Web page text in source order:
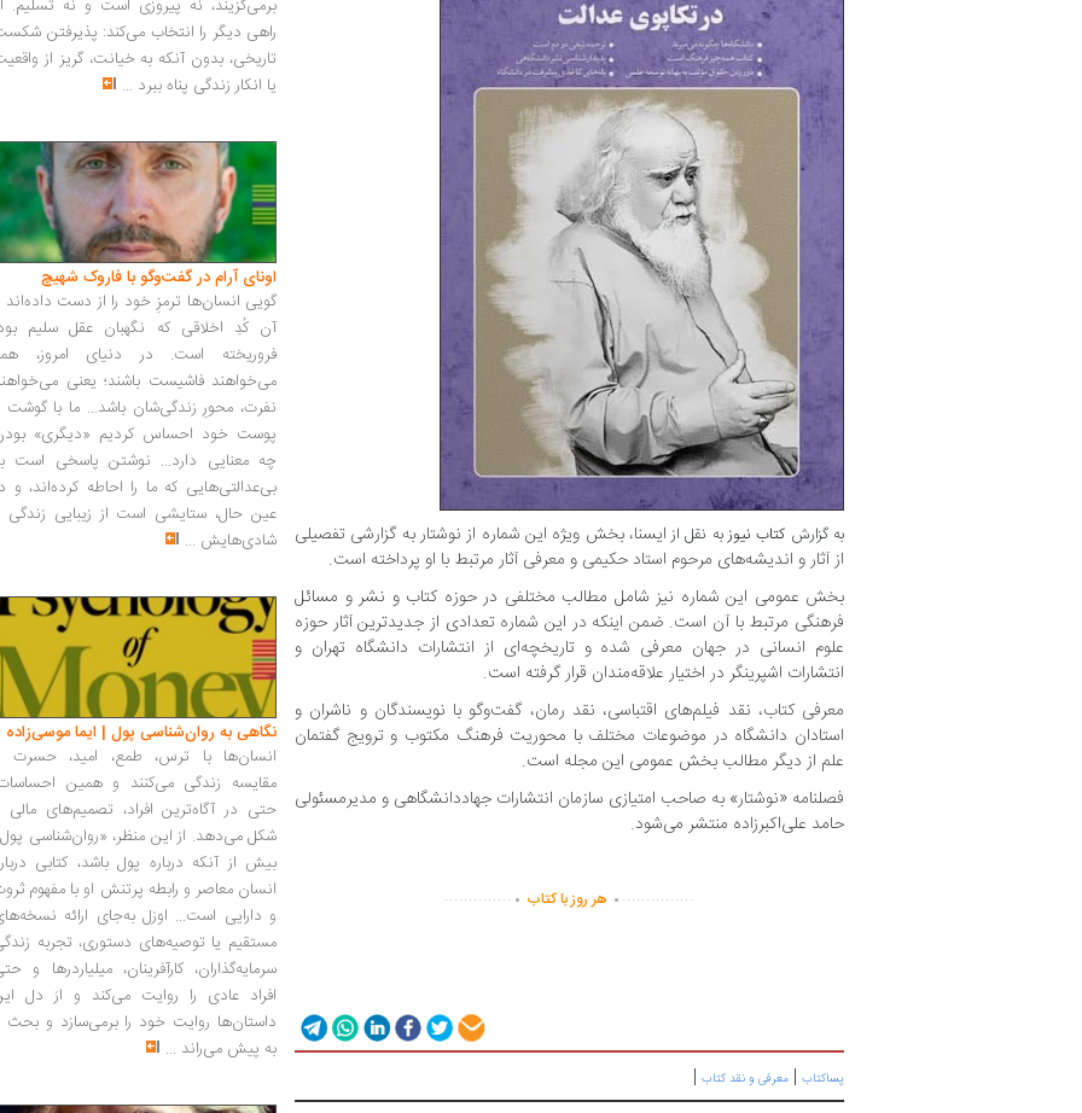
به گزارش کتاب نیوز به نقل ازایسنا، بخش ویژه این شماره از نوشتار به گزارشی تفصیلی
از آثار و اندیشه‌های مرحوم استاد حکیمی و معرفی آثار مرتبط با او پرداخته است.
بخش عمومی این شماره نیز شامل مطالب مختلفی در حوزه کتاب و نشر و مسائل
فرهنگی مرتبط با آن است. ضمن اینکه در این شماره تعدادی از جدیدترین آثار حوزه
علوم انسانی در جهان معرفی شده و تاریخچه‌ای از انتشارات دانشگاه تهران و
انتشارات اشپرینگر در اختیار علاقه‌مندان قرار گرفته است.
معرفی کتاب، نقد فیلم‌های اقتباسی، نقد رمان، گفت‌وگو با نویسندگان و ناشران و
استادان دانشگاه در موضوعات مختلف با محوریت فرهنگ مکتوب و ترویج گفتمان
علم از دیگر مطالب بخش عمومی این مجله است.
فصلنامه «نوشتار» به صاحب امتیازی سازمان انتشارات جهاددانشگاهی و مدیرمسئولی
حامد علی‌اکبرزاده منتشر می‌شود.
...............
. هر روز با کتاب .
..............
پساکتاب | معرفی و نقد کتاب |
برمی‌گزیند، نه پیروزی است و نه تسلیم.
راهی دیگر را انتخاب می‌کند: پذیرفتن
تاریخی، بدون آنکه به خیانت، گریز از
یا انکار زندگی پناه ببرد ...
اونای آرام در گفت‌وگو با فاروک شهیچ‭
گویی انسان‌ها ترمزِ خود را از دست داده‌اند
آن کُدِ اخلاقی که نگهبان عقل سلیم
فروریخته است. در دنیای امروز،
می‌خواهند فاشیست باشند؛ یعنی
نفرت، محورِ زندگی‌شان باشد... ما با گوشت
پوست خود احساس کردیم «دیگری»
چه معنایی دارد... نوشتن پاسخی است
بی‌عدالتی‌هایی که ما را احاطه کرده‌اند، و
عین حال، ستایشی است از زیبایی زندگی
شادی‌هایش ...
نگاهی به روان‌شناسی پول | ایما موسی‌زاده
انسان‌ها با ترس، طمع، امید، حسرت
مقایسه زندگی می‌کنند و همین
حتی در آگاه‌ترین افراد، تصمیم‌های مالی
شکل می‌دهد. از این منظر، «روان‌شناسی
بیش از آنکه درباره پول باشد، کتابی
انسان معاصر و رابطه پرتنش او با مفهوم
و دارایی است... اوزل به‌جای ارائه
مستقیم یا توصیه‌های دستوری، تجربه
سرمایه‌گذاران، کارآفرینان، میلیاردرها و
افراد عادی را روایت می‌کند و از دل
داستان‌ها روایت خود را برمی‌سازد و بحث
به پیش می‌راند ...